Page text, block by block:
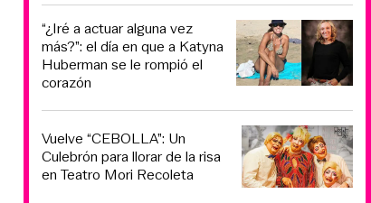
“¿Iré a actuar alguna vez
más?”: el día en que a Katyna
Huberman se le rompió el
corazón
Vuelve “CEBOLLA”: Un
Culebrón para llorar de la risa
en Teatro Mori Recoleta